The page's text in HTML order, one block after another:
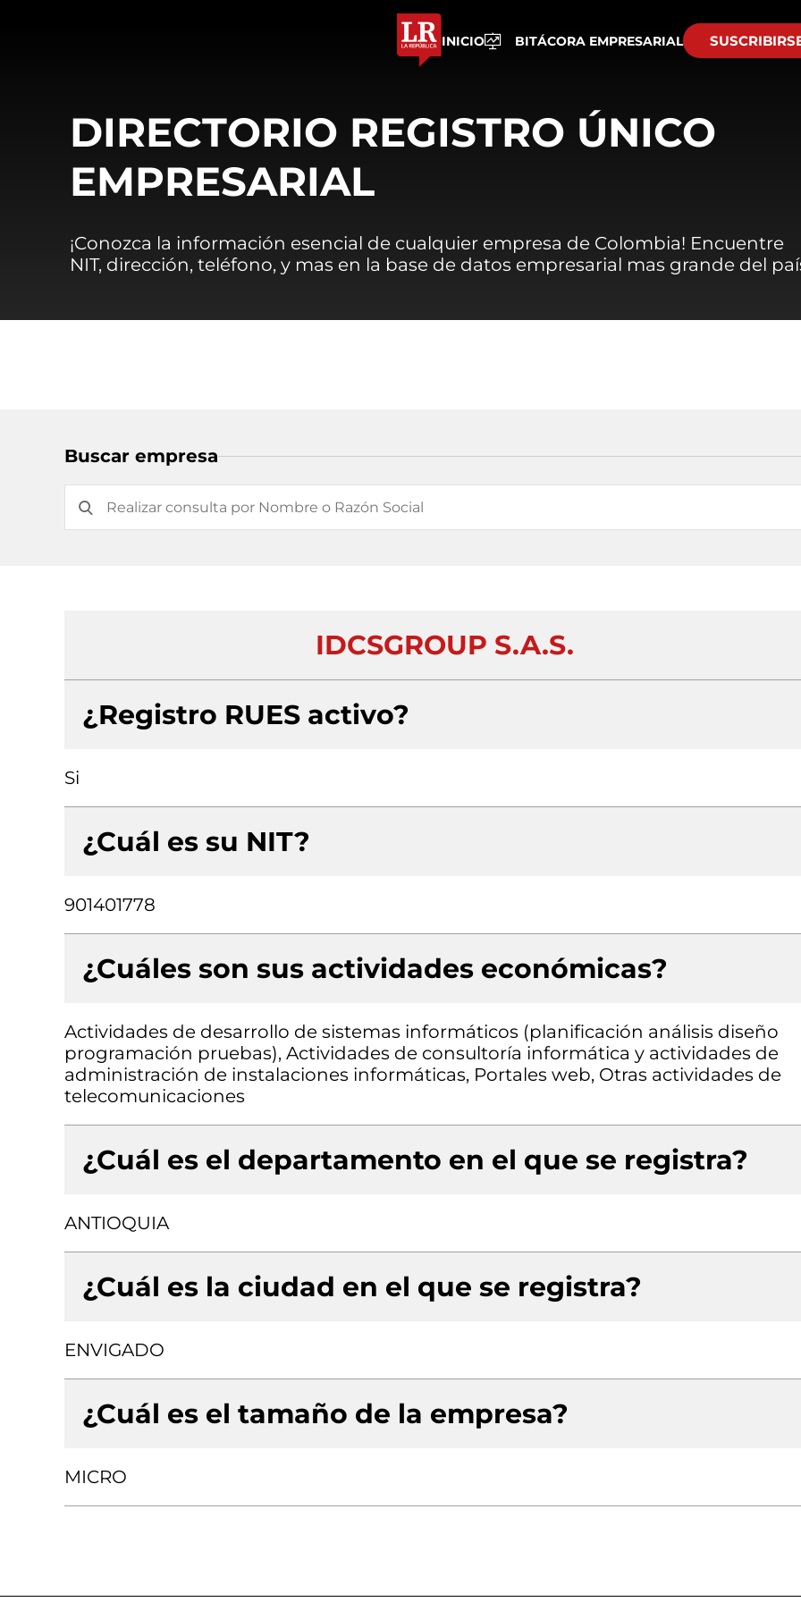
INICIO BITÁCORA EMPRESARIAL
DIRECTORIO REGISTRO ÚNICO
EMPRESARIAL
¡Conozca la información esencial de cualquier empresa de Colombia! Encuentre
NIT, dirección, teléfono, y mas en la base de datos empresarial mas grande del
Buscar empresa
IDCSGROUP S.A.S.
¿Registro RUES activo?
Si
¿Cuál es su NIT?
901401778
¿Cuáles son sus actividades económicas?
Actividades de desarrollo de sistemas informáticos (planificación análisis diseño
programación pruebas), Actividades de consultoría informática y actividades de
administración de instalaciones informáticas, Portales web, Otras actividades de
telecomunicaciones
¿Cuál es el departamento en el que se registra?
ANTIOQUIA
¿Cuál es la ciudad en el que se registra?
ENVIGADO
¿Cuál es el tamaño de la empresa?
MICRO